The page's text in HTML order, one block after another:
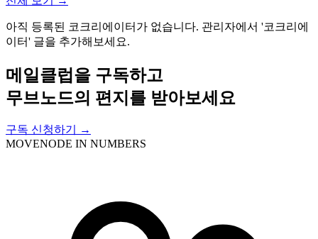
아직 등록된 코크리에이터가 없습니다. 관리자에서 '코크리에
이터' 글을 추가해보세요.
메일클럽을 구독하고
무브노드의 편지를 받아보세요
구독 신청하기 →
MOVENODE IN NUMBERS